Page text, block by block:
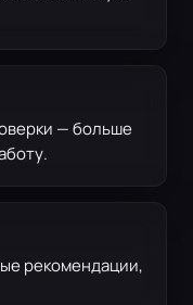
— больше
рекомендации,